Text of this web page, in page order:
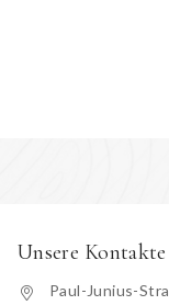
Unsere Kontakte
Paul-Junius-